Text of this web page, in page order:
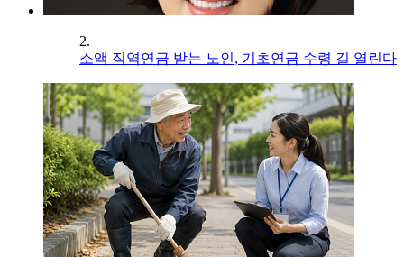
2.
소액 직역연금 받는 노인, 기초연금 수령 길 열린다